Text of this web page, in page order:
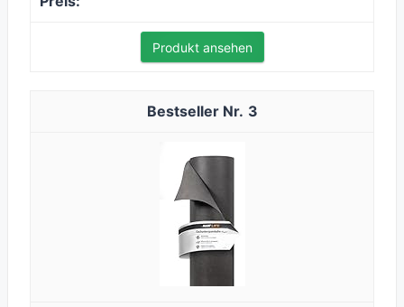
Produkt ansehen
3